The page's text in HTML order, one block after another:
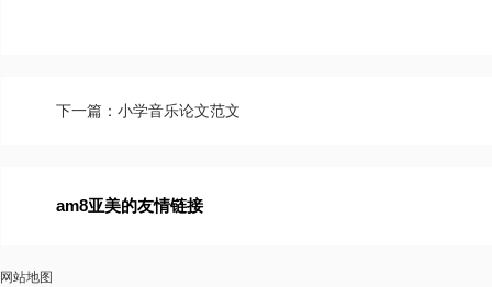
下一篇：小学音乐论文范文
am8亚美的友情链接
网站地图